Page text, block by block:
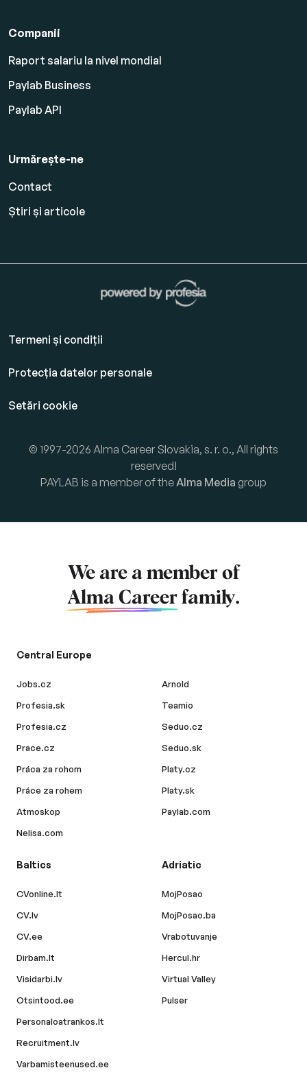
Companii
Raport salariu la nivel mondial
Paylab Business
Paylab API
Urmărește-ne
Contact
Știri și articole
Termeni și condiții
Protecția datelor personale
Setări cookie
© 1997-2026 Alma Career Slovakia, s. r. o., All rights
reserved!
PAYLAB is a member of theAlma Media group
We are a member of
Alma Career family.
Central Europe
Jobs.cz
Profesia.sk
Profesia.cz
Prace.cz
Práca za rohom
Práce za rohem
Atmoskop
Nelisa.com
Arnold
Teamio
Seduo.cz
Seduo.sk
Platy.cz
Platy.sk
Paylab.com
Baltics
CVonline.lt
CV.lv
CV.ee
Dirbam.lt
Visidarbi.lv
Otsintood.ee
Personaloatrankos.lt
Recruitment.lv
Varbamisteenused.ee
Adriatic
MojPosao
MojPosao.ba
Vrabotuvanje
Hercul.hr
Virtual Valley
Pulser